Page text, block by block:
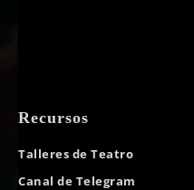
Recursos
Talleres de Teatro
Canal de Telegram